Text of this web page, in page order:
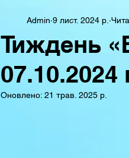
Тиждень
07.10.2024
Admin 9 лист. 2024 р.
Оновлено: 21 трав. 2025 р.